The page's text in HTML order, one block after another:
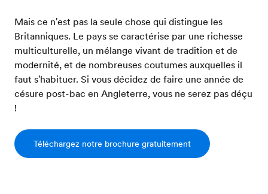
Mais ce n'est pas la seule chose qui distingue les
Britanniques. Le pays se caractérise par une richesse
multiculturelle, un mélange vivant de tradition et de
modernité, et de nombreuses coutumes auxquelles il
faut s'habituer. Si vous décidez de faire une année de
césure post-bac en Angleterre, vous ne serez pas déçu
!
Téléchargez notre brochure gratuitement